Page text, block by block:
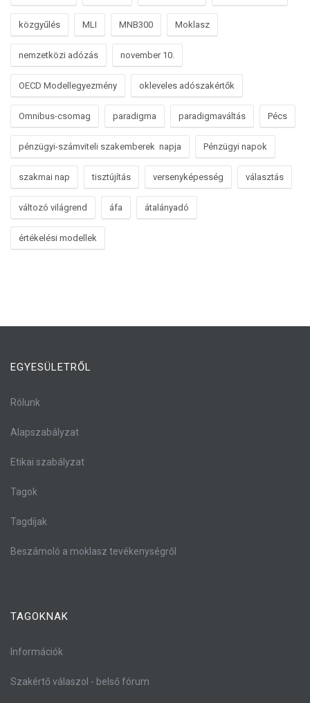
közgyűlés MLI MNB300 Moklasz
nemzetközi adózás november 10.
OECD Modellegyezmény okleveles adószakértők
Omnibus-csomag paradigma paradigmaváltás Pécs
pénzügyi-számviteli szakemberek napja Pénzügyi napok
szakmai nap tisztújítás versenyképesség választás
változó világrend áfa átalányadó
értékelési modellek
EGYESÜLETRŐL
Rólunk
Alapszabályzat
Etikai szabályzat
Tagok
Tagdíjak
Beszámoló a moklasz tevékenységről
TAGOKNAK
Információk
Szakértő válaszol - belső fórum